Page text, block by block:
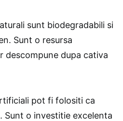
sunt biodegradabili si
Sunt o resursa
descompune dupa cativa
pot fi folositi ca
Sunt o investitie excelenta